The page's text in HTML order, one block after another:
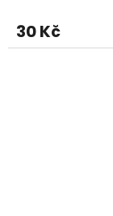
30 Kč